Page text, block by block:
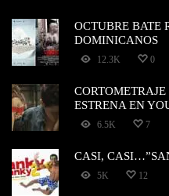
OCTUBRE BATE
DOMINICANOS
12.3K 0
ESTRENA EN
6.5K 7
CASI,
5K 12